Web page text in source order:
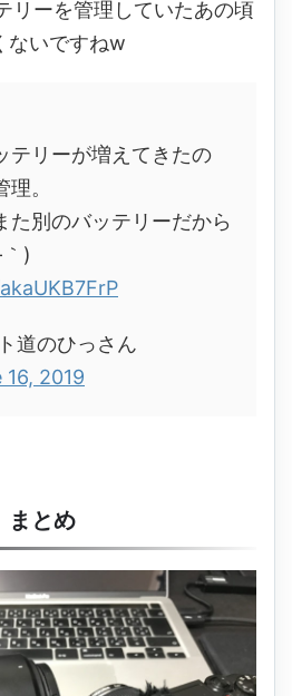
リーを管理していたあの頃
ないですねw
テリーが増えてきたの
。
た別のバッテリーだから
)
道のひっさん
16, 2019
まとめ